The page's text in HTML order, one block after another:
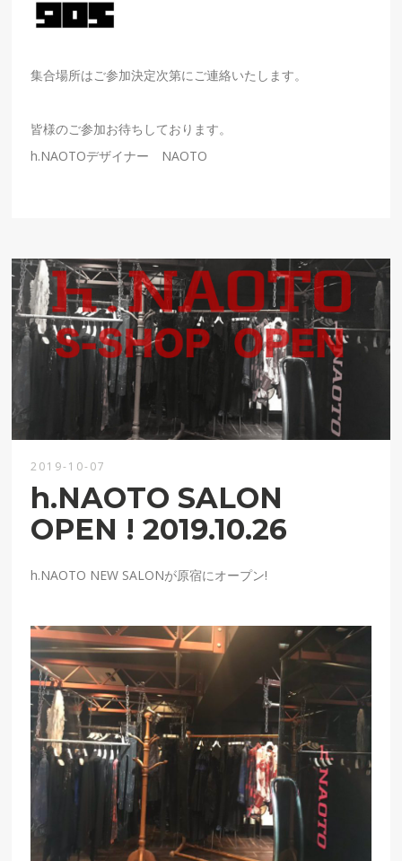
集合場所はご参加決定次第にご連絡いたします。
皆様のご参加お待ちしております。
h.NAOTOデザイナー NAOTO
2019-10-07
h.NAOTO SALON
OPEN ! 2019.10.26
h.NAOTO NEW SALONが原宿にオープン!